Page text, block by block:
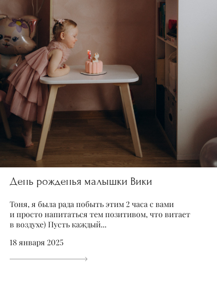
День рожденья малышки Вики
Тоня, я была рада побыть этим 2 часа с вами
и просто напитаться тем позитивом, что витает
в воздухе) Пусть каждый...
18 января 2025